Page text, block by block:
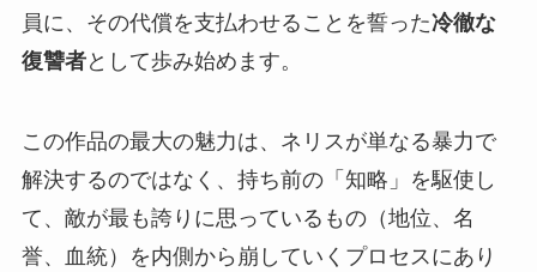
員に、その代償を支払わせることを誓った冷徹な
復讐者として歩み始めます。
この作品の最大の魅力は、ネリスが単なる暴力で
解決するのではなく、持ち前の「知略」を駆使し
て、敵が最も誇りに思っているもの（地位、名
誉、血統）を内側から崩していくプロセスにあり